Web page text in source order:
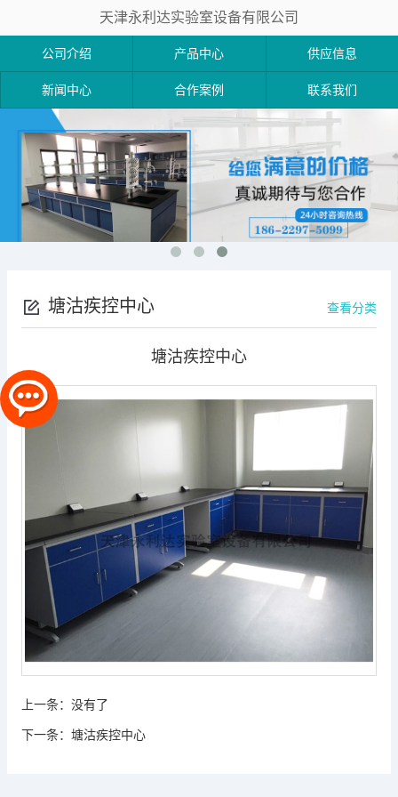
天津永利达实验室设备有限公司
公司介绍 产品中心 供应信息
新闻中心 合作案例 联系我们
塘沽疾控中心 查看分类
塘沽疾控中心
上一条： 没有了
下一条： 塘沽疾控中心